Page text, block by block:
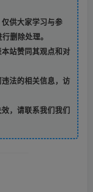
供大家学习与参
删除处理。
站赞同其观点和对
法的相关信息，访
，请联系我们我们